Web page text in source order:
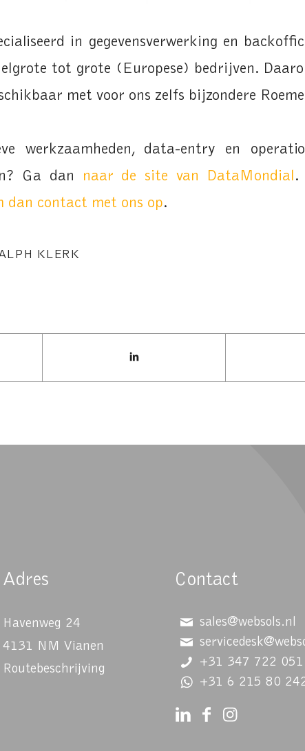
in gegevensverwerking en
tot grote (Europese) bedrijven.
met voor ons zelfs bijzondere
werkzaamheden, data-entry en
Ga dan
naar de site van DataMondial .
dan contact met ons op.
KLERK
Adres
Havenweg 24
4131 NM Vianen
Routebeschrijving
Contact
sales@websols.nl
+31 347 722 051
+31 6 215 80